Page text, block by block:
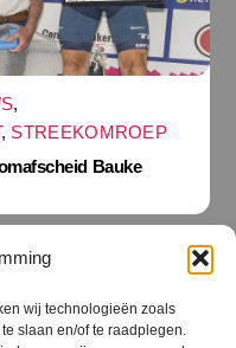
wij technologieën zoals
slaan en/of te raadplegen.
,
, STREEKOMROEP
Bauke